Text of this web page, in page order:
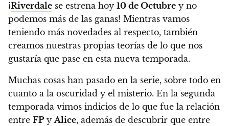
¡Riverdale se estrena hoy 10 de Octubre y no
podemos más de las ganas! Mientras vamos
teniendo más novedades al respecto, también
creamos nuestras propias teorías de lo que nos
gustaría que pase en esta nueva temporada.
Muchas cosas han pasado en la serie, sobre todo en
cuanto a la oscuridad y el misterio. En la segunda
temporada vimos indicios de lo que fue la relación
entre FPyAlice, además de descubrir que entre